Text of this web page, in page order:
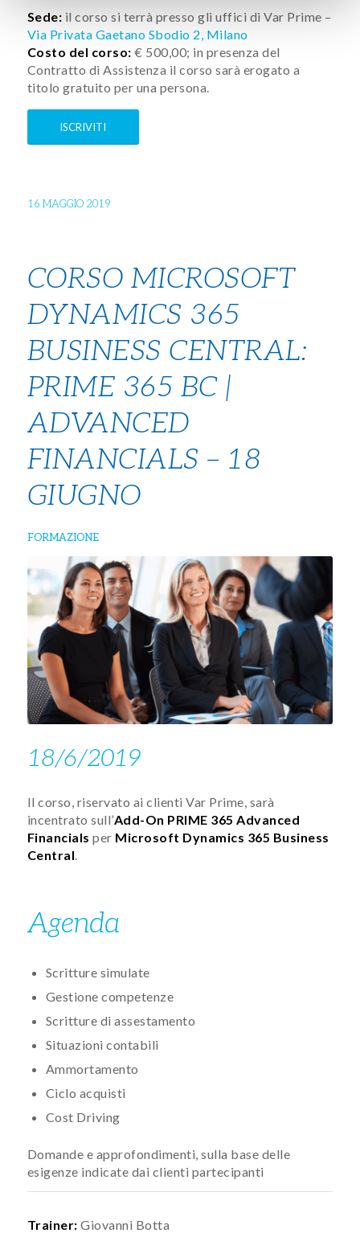
Sede: il corso si terrà presso gli uffici di Var Prime –
Via Privata Gaetano Sbodio 2, Milano
Costo del corso: € 500,00; in presenza del
Contratto di Assistenza il corso sarà erogato a
titolo gratuito per una persona.
ISCRIVITI
16 MAGGIO 2019
CORSO MICROSOFT
DYNAMICS 365
BUSINESS CENTRAL:
PRIME 365 BC |
ADVANCED
FINANCIALS – 18
GIUGNO
FORMAZIONE
18/6/2019
Il corso, riservato ai clienti Var Prime, sarà
incentrato sull’Add-On PRIME 365 Advanced
Financials per Microsoft Dynamics 365 Business
Central.​​​
Agenda​​​
Scritture simulate
Gestione competenze
Scritture di assestamento
Situazioni contabili
Ammortamento
Ciclo acquisti
Cost Driving
Domande e approfondimenti, sulla base delle
esigenze indicate dai clienti partecipanti
Trainer: Giovanni Botta